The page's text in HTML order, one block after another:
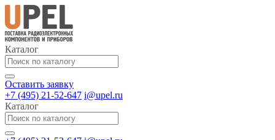
Каталог
Оставить заявку
+7 (495) 21-52-647 i@upel.ru
Каталог